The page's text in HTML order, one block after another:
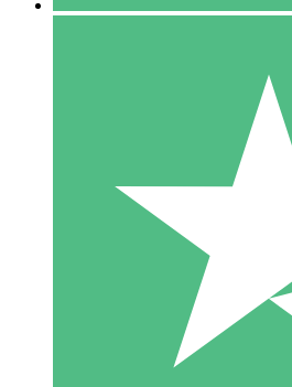
10 Téléchargements
20 00